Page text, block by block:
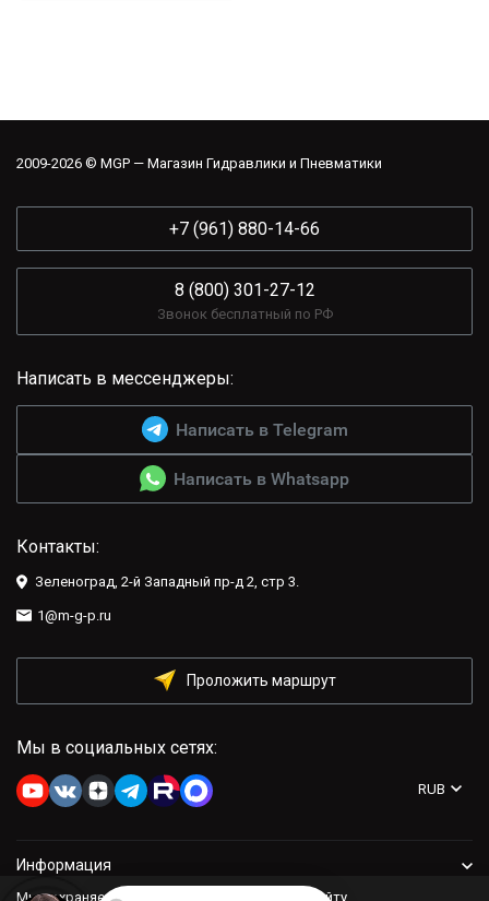
2009-2026 © MGP — Магазин Гидравлики и Пневматики
+7 (961) 880-14-66
8 (800) 301-27-12
Звонок бесплатный по РФ
Написать в мессенджеры:
Написать в Telegram
Написать в Whatsapp
Контакты:
Зеленоград, 2-й Западный пр-д 2, стр 3.
1@m-g-p.ru
Проложить маршрут
Мы в социальных сетях:
RUB
Информация
Мы сохраняем файлы cookie: это помогает сайту